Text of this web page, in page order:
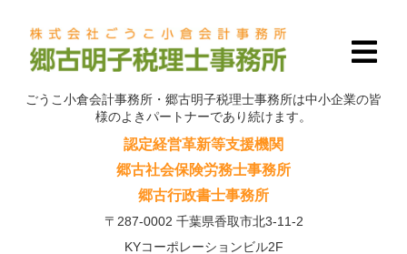
ごうこ小倉会計事務所・郷古明子税理士事務所は中小企業の皆
様のよきパートナーであり続けます。
認定経営革新等支援機関
郷古社会保険労務士事務所
郷古行政書士事務所
〒287-0002 千葉県香取市北3-11-2
KYコーポレーションビル2F